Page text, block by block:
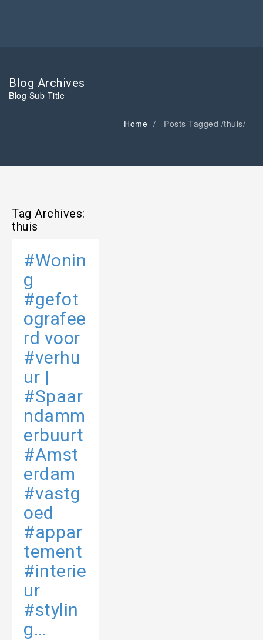
Blog Archives
Blog Sub Title
Home Posts Tagged /thuis/
Tag Archives:
thuis
#Wonin
g
#gefot
ografee
rd voor
#verhu
ur |
#Spaar
ndamm
erbuurt
#Amst
erdam
#vastg
oed
#appar
tement
#interie
ur
#stylin
g…